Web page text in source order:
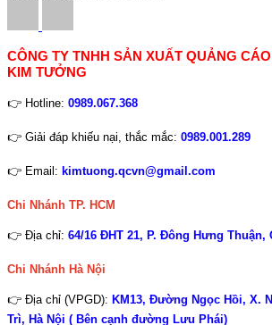
CÔNG TY TNHH SẢN XUẤT QUẢNG
KIM TƯỞNG
👉 Hotline: 0989.067.368
👉 Giải đáp khiếu nại, thắc mắc: 0989.001.289
👉 Email: kimtuong.qcvn@gmail.com
Chi Nhánh TP. HCM
👉 Địa chỉ: 64/16 ĐHT 21, P. Đông Hưng Thuận,
Chi Nhánh Hà Nội
👉 Địa chỉ (VPGD): KM13, Đường Ngọc Hồi, X.
Trì, Hà Nội ( Bên cạnh đường Lưu Phái)